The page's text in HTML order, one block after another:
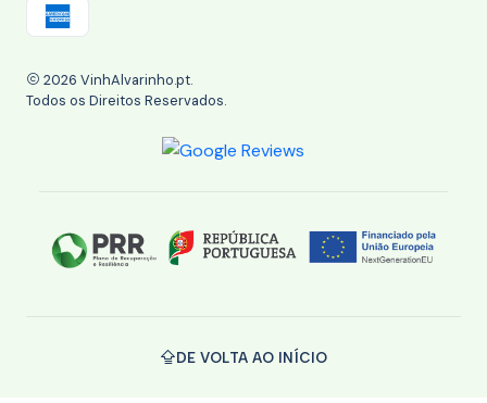
2026 VinhAlvarinho.pt.
Todos os Direitos Reservados.
DE VOLTA AO INÍCIO